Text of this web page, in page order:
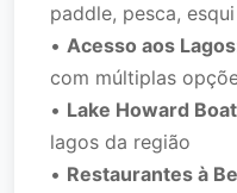
paddle, pesca,
• Acesso aos
com múltiplas
• Lake Howard
lagos da região
• Restaurantes à